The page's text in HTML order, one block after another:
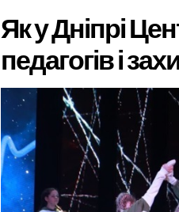
Як у Дніпрі
педагогів і